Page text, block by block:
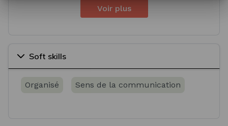
Voir plus
Soft skills
Organisé Sens de la communication